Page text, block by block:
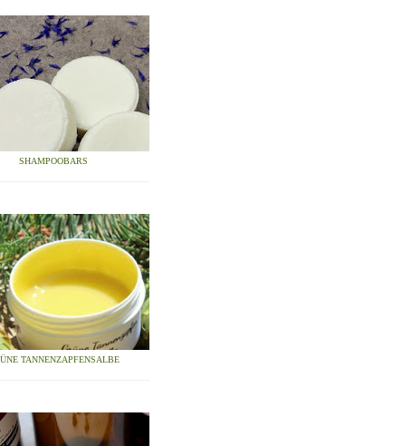
SHAMPOOBARS
TANNENZAPFENSALBE